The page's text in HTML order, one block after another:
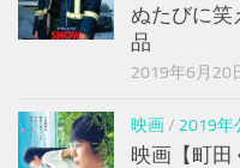
ぬたびに笑
品
2019年6月20
映画/ 2019年
映画【町田